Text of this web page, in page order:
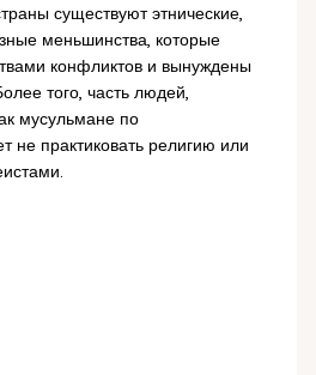
существуют этнические,
меньшинства, которые
конфликтов и вынуждены
того, часть людей,
мусульмане по
не практиковать религию или